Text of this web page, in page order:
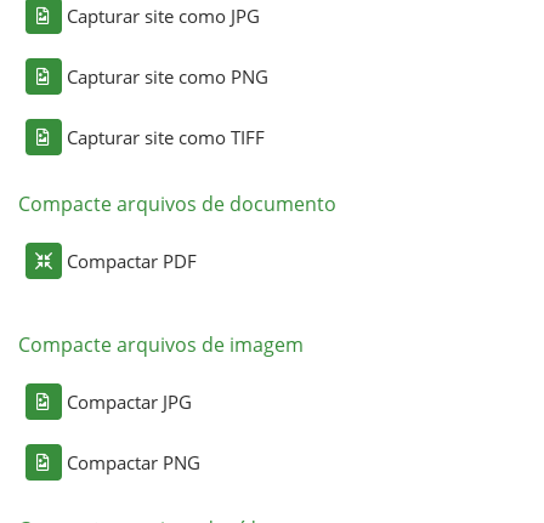
Capturar site como JPG
Capturar site como PNG
Capturar site como TIFF
Compacte arquivos de documento
Compactar PDF
Compacte arquivos de imagem
Compactar JPG
Compactar PNG